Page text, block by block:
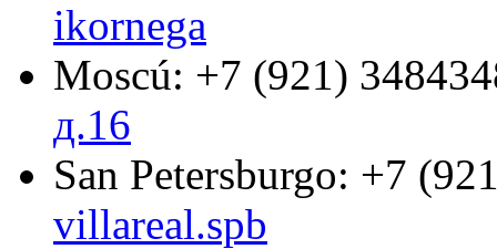
ikornega
Moscú: +7 (921)
д.16
San Petersburgo: +7
villareal.spb